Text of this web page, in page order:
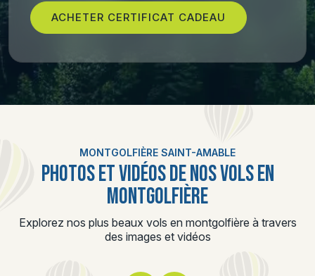
ACHETER CERTIFICAT CADEAU
MONTGOLFIÈRE SAINT-AMABLE
PHOTOS ET VIDÉOS DE NOS VOLS EN
MONTGOLFIÈRE
Explorez nos plus beaux vols en montgolfière à travers
des images et vidéos